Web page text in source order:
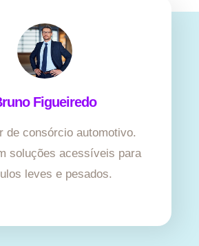
Figueiredo
de consórcio automotivo.
soluções acessíveis para
leves e pesados.